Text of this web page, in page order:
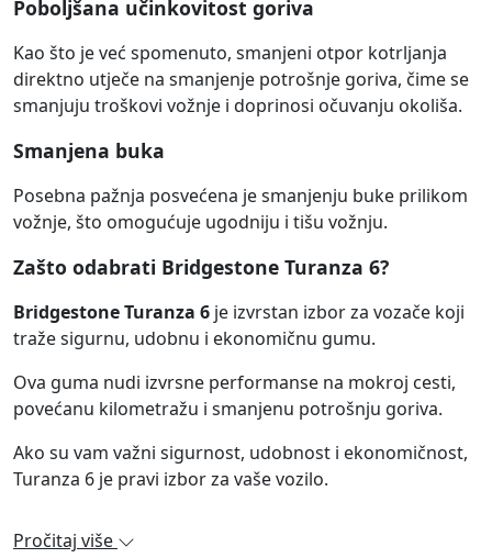
Poboljšana učinkovitost goriva
Kao što je već spomenuto, smanjeni otpor kotrljanja
direktno utječe na smanjenje potrošnje goriva, čime se
smanjuju troškovi vožnje i doprinosi očuvanju okoliša.
Smanjena buka
Posebna pažnja posvećena je smanjenju buke prilikom
vožnje, što omogućuje ugodniju i tišu vožnju.
Zašto odabrati Bridgestone Turanza 6?
Bridgestone Turanza 6 je izvrstan izbor za vozače koji
traže sigurnu, udobnu i ekonomičnu gumu.
Ova guma nudi izvrsne performanse na mokroj cesti,
povećanu kilometražu i smanjenu potrošnju goriva.
Ako su vam važni sigurnost, udobnost i ekonomičnost,
Turanza 6 je pravi izbor za vaše vozilo.
Pročitaj više